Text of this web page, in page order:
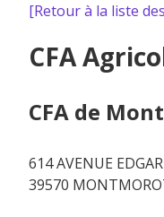
[Retour à la liste
CFA
CFA de
614 AVENUE
39570